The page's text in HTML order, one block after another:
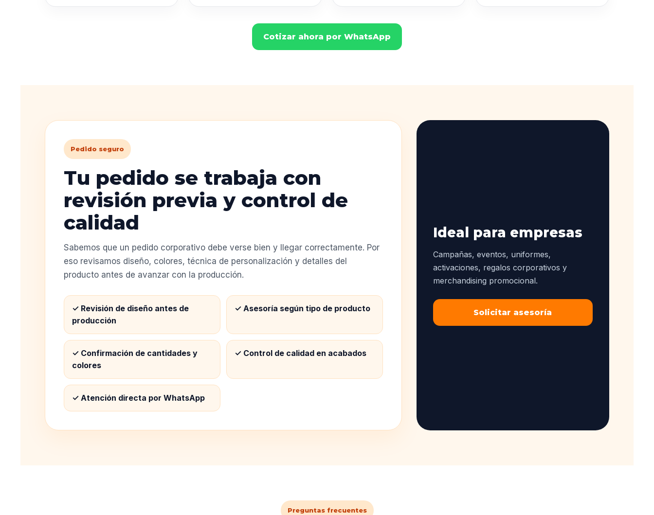
Cotizar ahora por WhatsApp
Pedido seguro
Tu pedido se trabaja con
revisión previa y control de
calidad
Sabemos que un pedido corporativo debe verse bien y llegar correctamente. Por
eso revisamos diseño, colores, técnica de personalización y detalles del
producto antes de avanzar con la producción.
✓ Revisión de diseño antes de
producción
✓ Asesoría según tipo de producto
✓ Confirmación de cantidades y
colores
✓ Control de calidad en acabados
✓ Atención directa por WhatsApp
Ideal para empresas
Campañas, eventos, uniformes,
activaciones, regalos corporativos y
merchandising promocional.
Solicitar asesoría
Preguntas frecuentes